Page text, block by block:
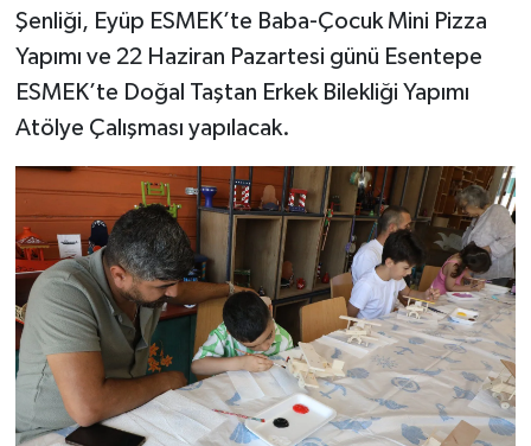
Şenliği, Eyüp ESMEK’te Baba-Çocuk Mini Pizza
Yapımı ve 22 Haziran Pazartesi günü Esentepe
ESMEK’te Doğal Taştan Erkek Bilekliği Yapımı
Atölye Çalışması yapılacak.